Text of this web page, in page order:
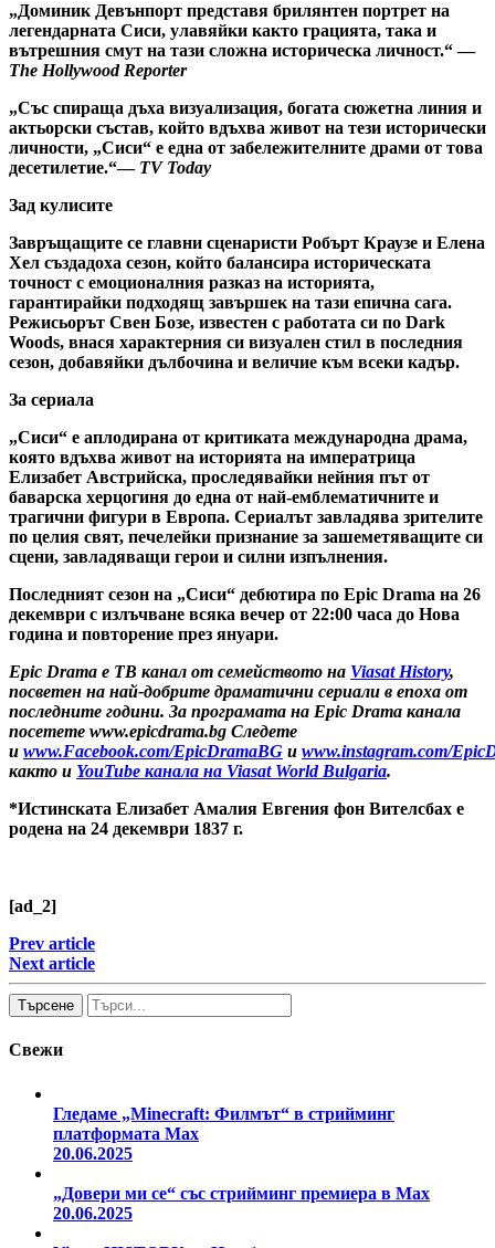
„Доминик Девънпорт представя брилянтен портрет на
легендарната Сиси, улавяйки както грацията, така и
вътрешния смут на тази сложна историческа личност.“ —
The Hollywood Reporter
„Със спираща дъха визуализация, богата сюжетна линия и
актьорски състав, който вдъхва живот на тези исторически
личности, „Сиси“ е една от забележителните драми от това
десетилетие.“— TV Today
Зад кулисите
Завръщащите се главни сценаристи Робърт Краузе и Елена
Хел създадоха сезон, който балансира историческата
точност с емоционалния разказ на историята,
гарантирайки подходящ завършек на тази епична сага.
Режисьорът Свен Бозе, известен с работата си по Dark
Woods, внася характерния си визуален стил в последния
сезон, добавяйки дълбочина и величие към всеки кадър.
За сериала
„Сиси“ е аплодирана от критиката международна драма,
която вдъхва живот на историята на императрица
Елизабет Австрийска, проследявайки нейния път от
баварска херцогиня до една от най-емблематичните и
трагични фигури в Европа. Сериалът завладява зрителите
по целия свят, печелейки признание за зашеметяващите си
сцени, завладяващи герои и силни изпълнения.
Последният сезон на „Сиси“ дебютира по Epic Drama на 26
декември с излъчване всяка вечер от 22:00 часа до Нова
година и повторение през януари.
Epic Drama е ТВ канал от семейството на Viasat History,
посветен на най-добрите драматични сериали в епоха от
последните години. За програмата на Epic Drama канала
посетете www.epicdrama.bg Следете
и www.Facebook.com/EpicDramaBG и www.instagram.com/
както и YouTube канала на Viasat World Bulgaria.
*Истинската Елизабет Амалия Евгения фон Вителсбах е
родена на 24 декември 1837 г.
[ad_2]
Prev article
Next article
Търсене
Свежи
Гледаме „Minecraft: Филмът“ в стрийминг
платформата Max
20.06.2025
„Довери ми се“ със стрийминг премиера в Max
20.06.2025